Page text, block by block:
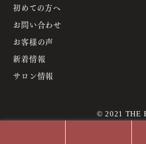
初めての方へ
お問い合わせ
お客様の声
新着情報
サロン情報
© 2021 THE